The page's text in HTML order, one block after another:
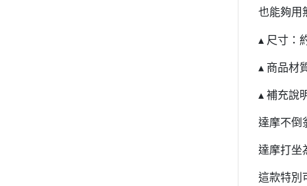
也能夠用
▴ 尺寸：
▴ 商品材
▴ 補充說
達摩不倒
達摩打坐
這款特別